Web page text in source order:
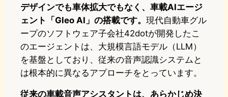
デザインでも車体拡大でもなく、車載AIエージ
ェント「Gleo AI」の搭載です。 現代自動車グル
ープのソフトウェア子会社42dotが開発したこ
のエージェントは、大規模言語モデル（LLM）
を基盤としており、従来の音声認識システムと
は根本的に異なるアプローチをとっています。
従来の車載音声アシスタントは、あらかじめ決